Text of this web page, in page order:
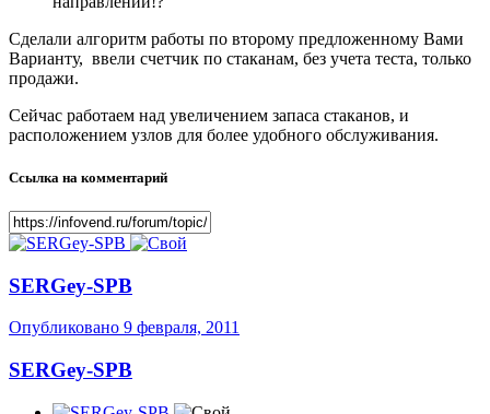
Сделали алгоритм работы по второму предложенному Вами
Варианту, ввели счетчик по стаканам, без учета теста, только
продажи.
Сейчас работаем над увеличением запаса стаканов, и
расположением узлов для более удобного обслуживания.
Ссылка на комментарий
SERGey-SPB
Опубликовано 9 февраля, 2011
SERGey-SPB